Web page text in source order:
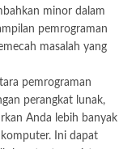
minor dalam
pemrograman
masalah yang
pemrograman
perangkat lunak,
Anda lebih banyak
Ini dapat